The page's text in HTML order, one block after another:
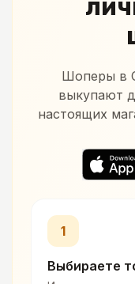
Шоперы в
выкупают
настоящих
1
Выбираете